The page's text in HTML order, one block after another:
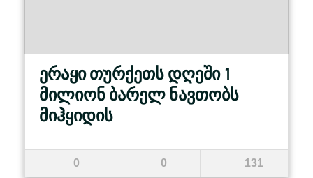
ერაყი თურქეთს დღეში 1
მილიონ ბარელ ნავთობს
მიჰყიდის
0 0 131